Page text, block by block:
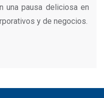
una pausa deliciosa en
y de negocios.